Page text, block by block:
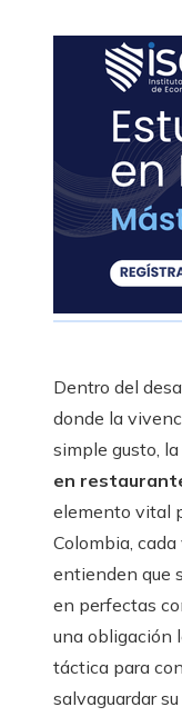
Dentro del
donde la
simple gusto, la
en
elemento vital
Colombia,
entienden que
en perfectas
una obligación
táctica para
salvaguardar